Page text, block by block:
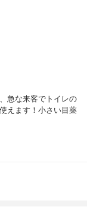
急な来客でトイレの
えます！小さい目薬